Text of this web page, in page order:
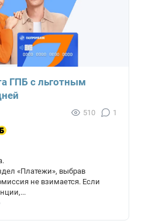
ГПБ с льготным
510 1
«Платежи», выбрав
не взимается. Если